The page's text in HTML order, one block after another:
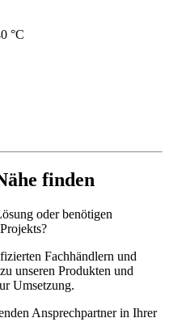
°C
finden
oder benötigen
Fachhändlern und
unseren Produkten und
Umsetzung.
Ansprechpartner in Ihrer